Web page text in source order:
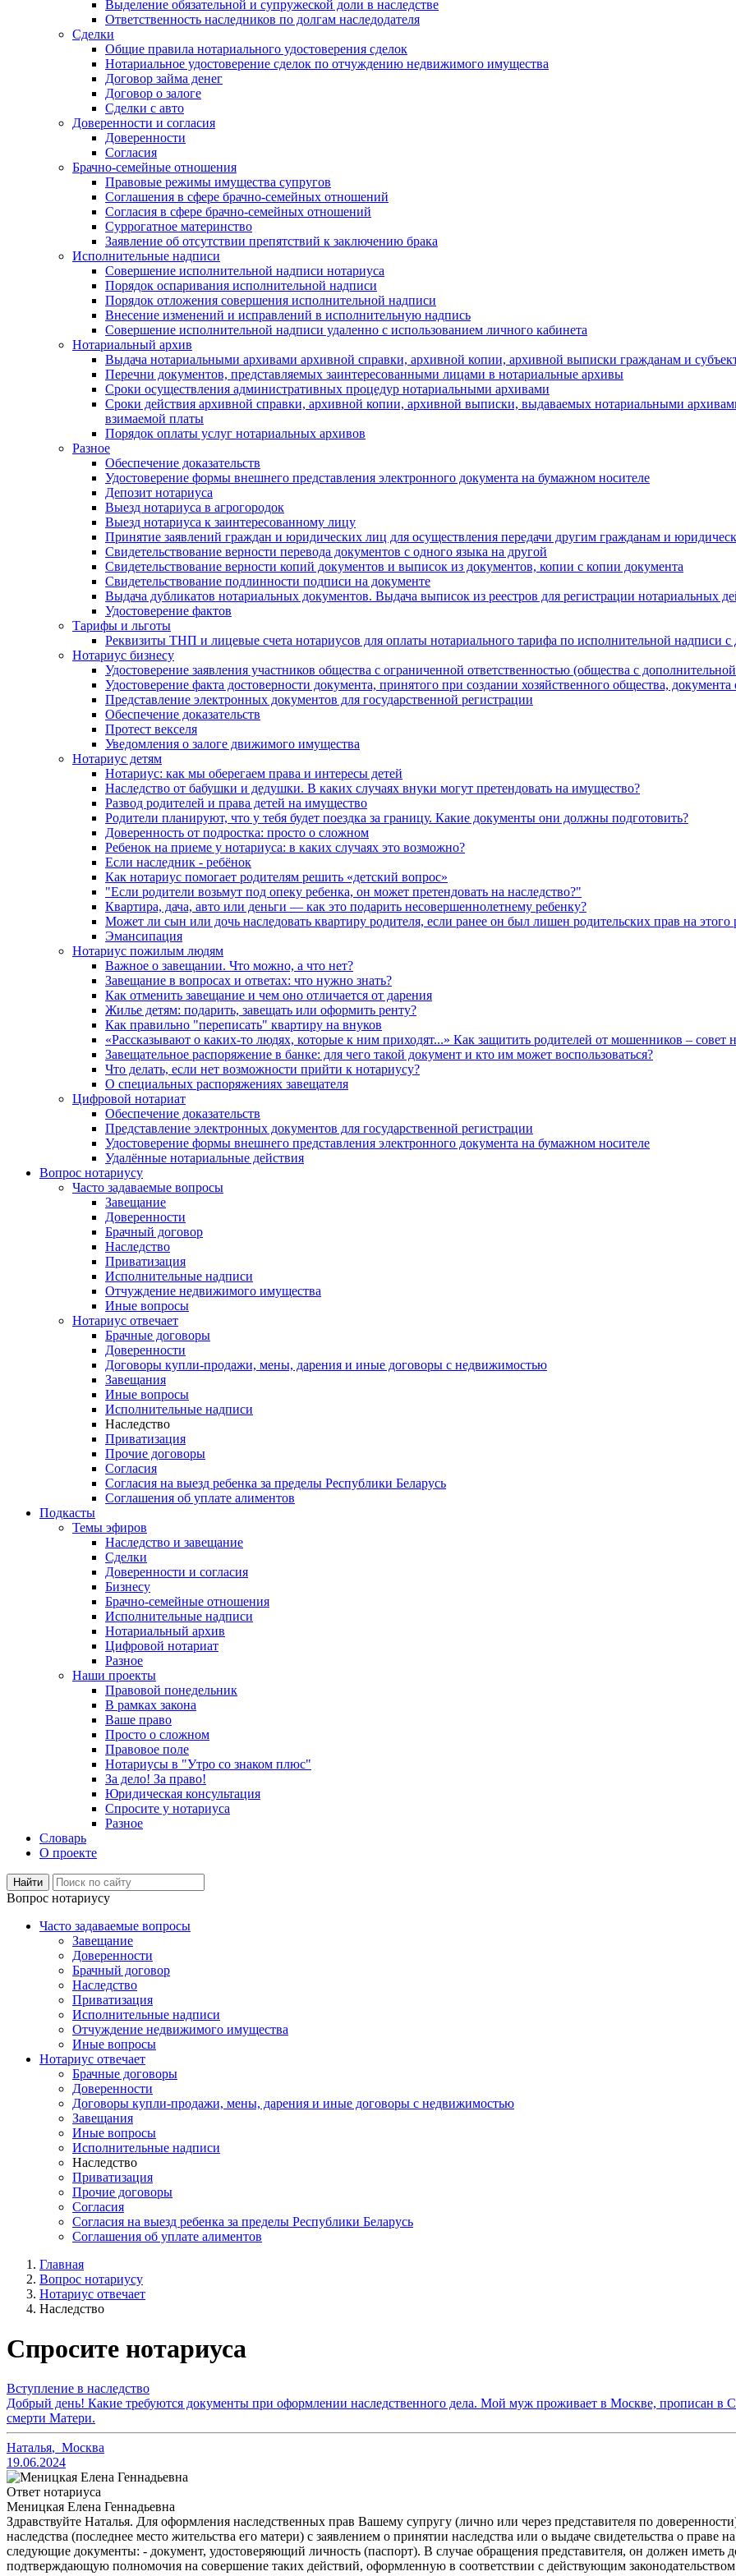
Выделение обязательной и супружеской доли в наследстве
Ответственность наследников по долгам наследодателя
Сделки
Общие правила нотариального удостоверения сделок
Нотариальное удостоверение сделок по отчуждению недвижимого имущества
Договор займа денег
Договор о залоге
Сделки с авто
Доверенности и согласия
Доверенности
Согласия
Брачно-семейные отношения
Правовые режимы имущества супругов
Соглашения в сфере брачно-семейных отношений
Согласия в сфере брачно-семейных отношений
Суррогатное материнство
Заявление об отсутствии препятствий к заключению брака
Исполнительные надписи
Совершение исполнительной надписи нотариуса
Порядок оспаривания исполнительной надписи
Порядок отложения совершения исполнительной надписи
Внесение изменений и исправлений в исполнительную надпись
Совершение исполнительной надписи удаленно с использованием личного кабинета
Нотариальный архив
Выдача нотариальными архивами архивной справки, архивной копии, архивной выписки гражданам и
Перечни документов, представляемых заинтересованными лицами в нотариальные архивы
Сроки осуществления административных процедур нотариальными архивами
Сроки действия архивной справки, архивной копии, архивной выписки, выдаваемых нотариальными
взимаемой платы
Порядок оплаты услуг нотариальных архивов
Разное
Обеспечение доказательств
Удостоверение формы внешнего представления электронного документа на бумажном носителе
Депозит нотариуса
Выезд нотариуса в агрогородок
Выезд нотариуса к заинтересованному лицу
Принятие заявлений граждан и юридических лиц для осуществления передачи другим гражданам и
Свидетельствование верности перевода документов с одного языка на другой
Свидетельствование верности копий документов и выписок из документов, копии с копии документа
Свидетельствование подлинности подписи на документе
Выдача дубликатов нотариальных документов. Выдача выписок из реестров для регистрации нотариальных
Удостоверение фактов
Тарифы и льготы
Реквизиты ТНП и лицевые счета нотариусов для оплаты нотариального тарифа по исполнительной надписи с
Нотариус бизнесу
Удостоверение заявления участников общества с ограниченной ответственностью (общества с
Удостоверение факта достоверности документа, принятого при создании хозяйственного общества,
Представление электронных документов для государственной регистрации
Обеспечение доказательств
Протест векселя
Уведомления о залоге движимого имущества
Нотариус детям
Нотариус: как мы оберегаем права и интересы детей
Наследство от бабушки и дедушки. В каких случаях внуки могут претендовать на имущество?
Развод родителей и права детей на имущество
Родители планируют, что у тебя будет поездка за границу. Какие документы они должны подготовить?
Доверенность от подростка: просто о сложном
Ребенок на приеме у нотариуса: в каких случаях это возможно?
Если наследник - ребёнок
Как нотариус помогает родителям решить «детский вопрос»
"Если родители возьмут под опеку ребенка, он может претендовать на наследство?"
Квартира, дача, авто или деньги — как это подарить несовершеннолетнему ребенку?
Может ли сын или дочь наследовать квартиру родителя, если ранее он был лишен родительских прав на этого
Эмансипация
Нотариус пожилым людям
Важное о завещании. Что можно, а что нет?
Завещание в вопросах и ответах: что нужно знать?
Как отменить завещание и чем оно отличается от дарения
Жилье детям: подарить, завещать или оформить ренту?
Как правильно "переписать" квартиру на внуков
«Рассказывают о каких-то людях, которые к ним приходят...» Как защитить родителей от мошенников – совет
Завещательное распоряжение в банке: для чего такой документ и кто им может воспользоваться?
Что делать, если нет возможности прийти к нотариусу?
О специальных распоряжениях завещателя
Цифровой нотариат
Обеспечение доказательств
Представление электронных документов для государственной регистрации
Удостоверение формы внешнего представления электронного документа на бумажном носителе
Удалённые нотариальные действия
Вопрос нотариусу
Часто задаваемые вопросы
Завещание
Доверенности
Брачный договор
Наследство
Приватизация
Исполнительные надписи
Отчуждение недвижимого имущества
Иные вопросы
Нотариус отвечает
Брачные договоры
Доверенности
Договоры купли-продажи, мены, дарения и иные договоры с недвижимостью
Завещания
Иные вопросы
Исполнительные надписи
Наследство
Приватизация
Прочие договоры
Согласия
Согласия на выезд ребенка за пределы Республики Беларусь
Соглашения об уплате алиментов
Подкасты
Темы эфиров
Наследство и завещание
Сделки
Доверенности и согласия
Бизнесу
Брачно-семейные отношения
Исполнительные надписи
Нотариальный архив
Цифровой нотариат
Разное
Наши проекты
Правовой понедельник
В рамках закона
Ваше право
Просто о сложном
Правовое поле
Нотариусы в "Утро со знаком плюс"
За дело! За право!
Юридическая консультация
Спросите у нотариуса
Разное
Словарь
О проекте
Вопрос нотариусу
Часто задаваемые вопросы
Завещание
Доверенности
Брачный договор
Наследство
Приватизация
Исполнительные надписи
Отчуждение недвижимого имущества
Иные вопросы
Нотариус отвечает
Брачные договоры
Доверенности
Договоры купли-продажи, мены, дарения и иные договоры с недвижимостью
Завещания
Иные вопросы
Исполнительные надписи
Наследство
Приватизация
Прочие договоры
Согласия
Согласия на выезд ребенка за пределы Республики Беларусь
Соглашения об уплате алиментов
Главная
Вопрос нотариусу
Нотариус отвечает
Наследство
Спросите нотариуса
Вступление в наследство
Добрый день! Какие требуются документы при оформлении наследственного дела. Мой муж проживает в Москве, прописан в
смерти Матери.
Наталья, Москва
19.06.2024
Ответ нотариуса
Меницкая Елена Геннадьевна
Здравствуйте Наталья. Для оформления наследственных прав Вашему супругу (лично или через представителя по
наследства (последнее место жительства его матери) с заявлением о принятии наследства или о выдаче свидетельства о
следующие документы: - документ, удостоверяющий личность (паспорт). В случае обращения представителя, он должен иметь
подтверждающую полномочия на совершение таких действий, оформленную в соответствии с действующим